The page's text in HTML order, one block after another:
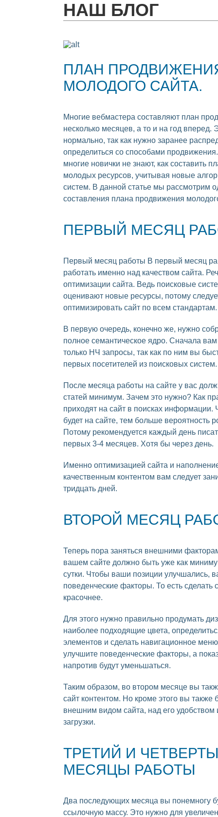
НАШ БЛОГ
ПЛАН
МОЛОДОГО САЙТА.
Многие вебмастера составляют план
несколько месяцев, а то и на год вперед.
нормально, так как нужно заранее
определиться со способами
многие новички не знают, как составить
молодых ресурсов, учитывая новые
систем. В данной статье мы рассмотрим
составления плана продвижения
ПЕРВЫЙ МЕСЯЦ
Первый месяц работы В первый месяц
работать именно над качеством сайта.
оптимизации сайта. Ведь поисковые
оценивают новые ресурсы, потому
оптимизировать сайт по всем стандартам.
В первую очередь, конечно же, нужно
полное семантическое ядро. Сначала вам
только НЧ запросы, так как по ним вы
первых посетителей из поисковых систем.
После месяца работы на сайте у вас
статей минимум. Зачем это нужно? Как
приходят на сайт в поисках информации.
будет на сайте, тем больше вероятность
Потому рекомендуется каждый день
первых 3-4 месяцев. Хотя бы через день.
Именно оптимизацией сайта и
качественным контентом вам следует
тридцать дней.
ВТОРОЙ МЕСЯЦ
Теперь пора заняться внешними
вашем сайте должно быть уже как
сутки. Чтобы ваши позиции улучшались,
поведенческие факторы. То есть сделать
красочнее.
Для этого нужно правильно продумать
наиболее подходящие цвета,
элементов и сделать навигационное
улучшите поведенческие факторы, а
напротив будут уменьшаться.
Таким образом, во втором месяце вы
сайт контентом. Но кроме этого вы также
внешним видом сайта, над его удобством
загрузки.
ТРЕТИЙ И
МЕСЯЦЫ РАБОТЫ
Два последующих месяца вы понемногу
ссылочную массу. Это нужно для